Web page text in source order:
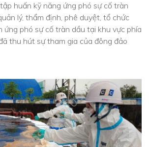
huấn kỹ năng ứng phó sự cố tràn
lý, thẩm định, phê duyệt, tổ chức
ứng phó sự cố tràn dầu tại khu vực phía
thu hút sự tham gia của đông đảo